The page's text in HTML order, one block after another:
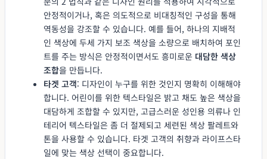
안정적이거나, 혹은 의도적으로 비대칭적인 구성을 통해
역동성을 강조할 수 있습니다. 예를 들어, 하나의 지배적
인 색상에 두세 가지 보조 색상을 소량으로 배치하여 포인
트를 주는 방식은 안정적이면서도 흥미로운 대담한 색상
조합을 만듭니다.
타겟 고객: 디자인이 누구를 위한 것인지 명확히 이해해야
합니다. 어린이를 위한 텍스타일은 밝고 채도 높은 색상을
대담하게 조합할 수 있지만, 고급스러운 성인용 의류나 인
테리어 텍스타일은 좀 더 절제되고 세련된 색상 팔레트와
톤을 사용할 수 있습니다. 타겟 고객의 취향과 라이프스타
일에 맞는 색상 선택이 중요합니다.